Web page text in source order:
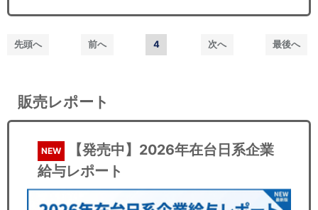
先頭へ 前へ 4 次へ 最後へ
販売レポート
NEW
【発売中】2026年在台日系企業
給与レポート